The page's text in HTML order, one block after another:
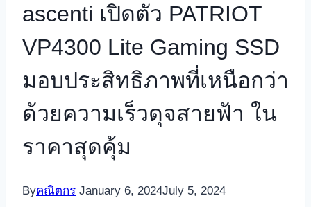
ascenti เปิดตัว PATRIOT
VP4300 Lite Gaming SSD
มอบประสิทธิภาพที่เหนือกว่า
ด้วยความเร็วดุจสายฟ้า ใน
ราคาสุดคุ้ม
Byคณิตกร January 6, 2024July 5, 2024